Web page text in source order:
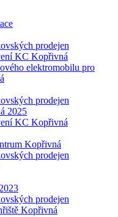
prodejen
KC Kopřivná
elektromobilu pro
prodejen
2025
KC Kopřivná
Kopřivná
prodejen
prodejen
Kopřivná